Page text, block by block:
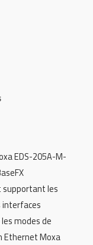
EDS-205A-M-
supportant les
interfaces
modes de
Ethernet Moxa